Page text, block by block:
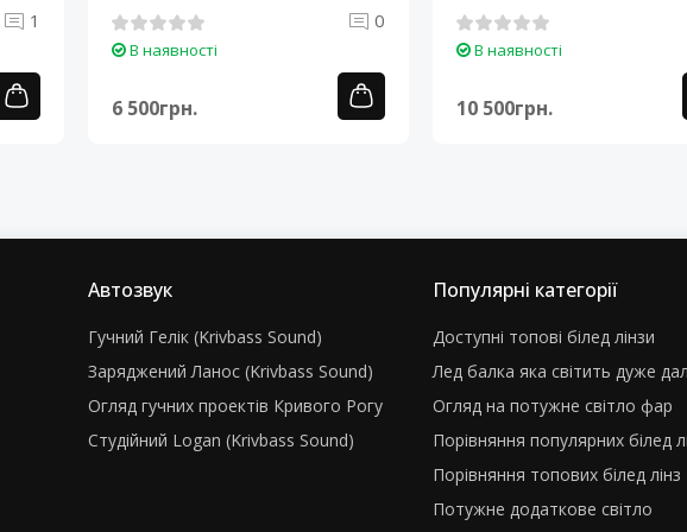
1 0
В наявності
6 500грн.
В наявності
10 500грн.
Автозвук
Гучний Гелік (Krivbass Sound)
Заряджений Ланос (Krivbass Sound)
Огляд гучних проектів Кривого Рогу
Студійний Logan (Krivbass Sound)
Популярні категорії
Доступні топові білед лінзи
Лед балка яка світить дуже
Огляд на потужне світло фар
Порівняння популярних білед
Порівняння топових білед лінз
Потужне додаткове світло